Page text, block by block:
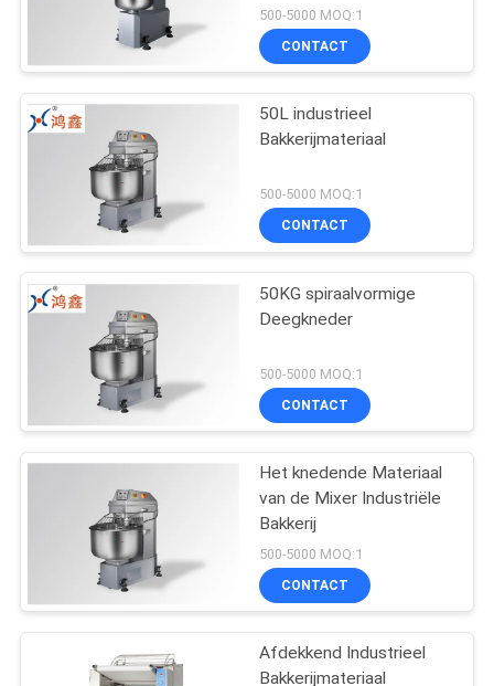
500-5000 MOQ:1
CONTACT
50L industrieel
Bakkerijmateriaal
500-5000 MOQ:1
CONTACT
50KG spiraalvormige
Deegkneder
500-5000 MOQ:1
CONTACT
Het knedende Materiaal
van de Mixer Industriële
Bakkerij
500-5000 MOQ:1
CONTACT
Afdekkend Industrieel
Bakkerijmateriaal